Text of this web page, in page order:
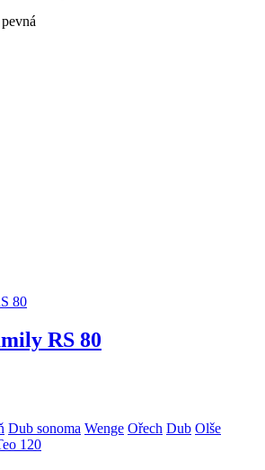
RS 80
Dub sonoma Wenge Ořech Dub Olše